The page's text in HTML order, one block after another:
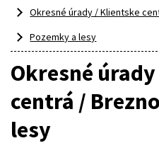
Okresné úrady / Klientske
Pozemky a lesy
Okresné
centrá /
lesy